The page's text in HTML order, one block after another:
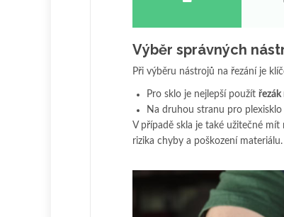
Výběr správných
Při výběru nástrojů na řezání je
Pro sklo je nejlepší použít řezák
Na druhou stranu pro plexisklo
V případě skla je také užitečné
rizika chyby a poškození materiálu.